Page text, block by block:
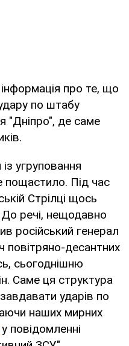
про те, що
по штабу
"Дніпро", де саме
угруповання
пощастило. Під час
Стрілці щось
До речі, нещодавно
російський генерал
повітряно-десантних
сьогоднішню
Саме ця структура
ударів по
наших мирних
у повідомленні